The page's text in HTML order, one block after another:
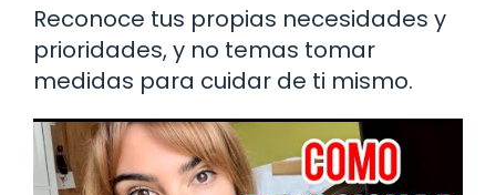
Reconoce tus propias necesidades y
prioridades, y no temas tomar
medidas para cuidar de ti mismo.